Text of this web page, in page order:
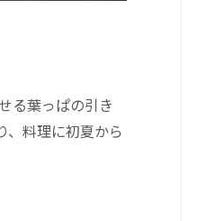
る葉っぱの引き
、料理に初夏から